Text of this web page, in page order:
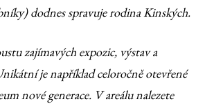
dodnes spravuje rodina Kinských.
zajímavých expozic, výstav a
je například celoročně otevřené
nové generace. V areálu nalezete